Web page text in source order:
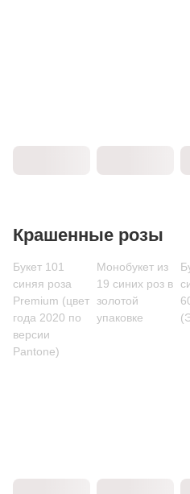
Крашенные розы
Букет 101
синяя роза
Premium (цвет
года 2020 по
версии
Pantone)
Монобукет из
19 синих роз в
золотой
упаковке